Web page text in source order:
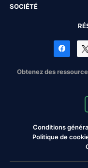
SOCIÉTÉ
Obtenez des
Conditions
Politique de